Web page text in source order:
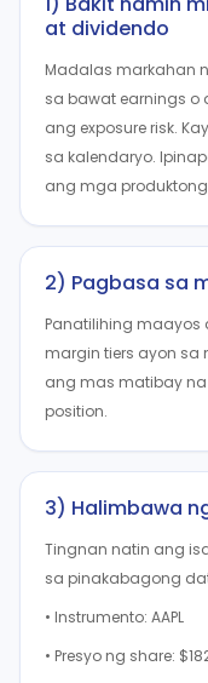
at dividendo
Madalas markahan
sa bawat earnings
ang exposure risk.
sa kalendaryo.
ang mga
2) Pagbasa sa
Panatilihing
margin tiers ayon sa
ang mas matibay
position.
3) Halimbawa
Tingnan natin ang
sa pinakabagong
• Instrumento: AAPL
• Presyo ng share: